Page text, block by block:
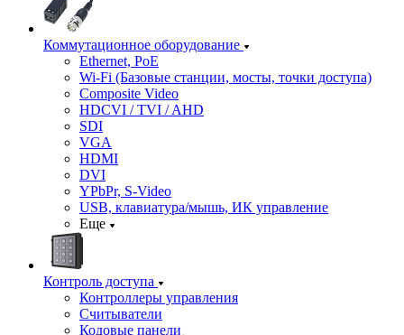
Коммутационное оборудование
Ethernet, PoE
Wi-Fi (Базовые станции, мосты, точки доступа)
Composite Video
HDCVI / TVI / AHD
SDI
VGA
HDMI
DVI
YPbPr, S-Video
USB, клавиатура/мышь, ИК управление
Еще
Контроль доступа
Контроллеры управления
Считыватели
Кодовые панели